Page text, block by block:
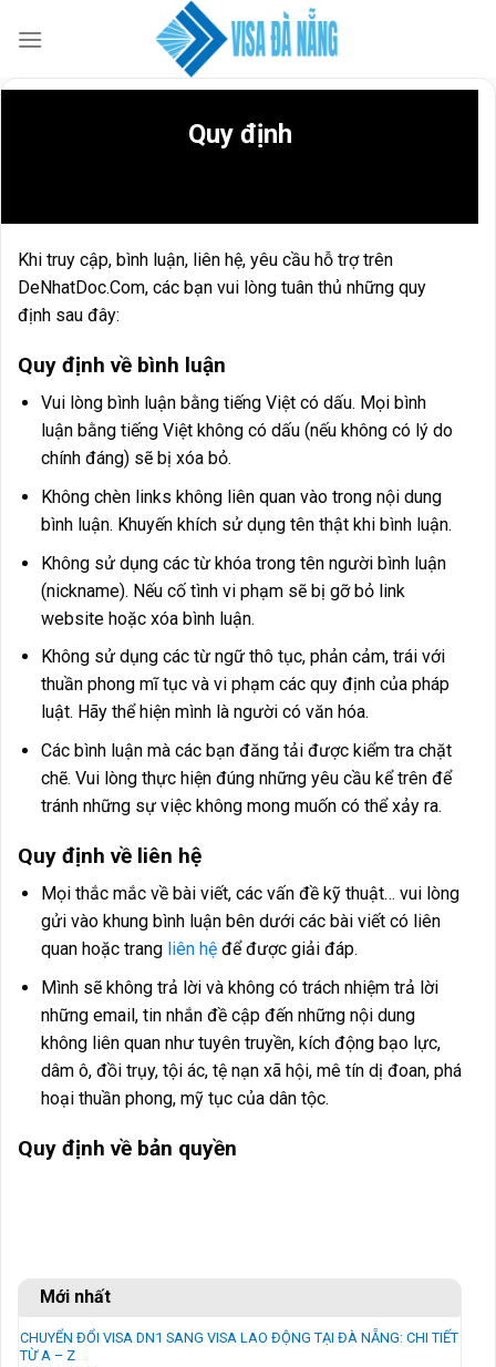
Quy định
Khi truy cập, bình luận, liên hệ, yêu cầu hỗ trợ trên
DeNhatDoc.Com, các bạn vui lòng tuân thủ những quy
định sau đây:
Quy định về bình luận
Vui lòng bình luận bằng tiếng Việt có dấu. Mọi bình
luận bằng tiếng Việt không có dấu (nếu không có lý do
chính đáng) sẽ bị xóa bỏ.
Không chèn links không liên quan vào trong nội dung
bình luận. Khuyến khích sử dụng tên thật khi bình luận.
Không sử dụng các từ khóa trong tên người bình luận
(nickname). Nếu cố tình vi phạm sẽ bị gỡ bỏ link
website hoặc xóa bình luận.
Không sử dụng các từ ngữ thô tục, phản cảm, trái với
thuần phong mĩ tục và vi phạm các quy định của pháp
luật. Hãy thể hiện mình là người có văn hóa.
Các bình luận mà các bạn đăng tải được kiểm tra chặt
chẽ. Vui lòng thực hiện đúng những yêu cầu kể trên để
tránh những sự việc không mong muốn có thể xảy ra.
Quy định về liên hệ
Mọi thắc mắc về bài viết, các vấn đề kỹ thuật… vui lòng
gửi vào khung bình luận bên dưới các bài viết có liên
quan hoặc trang liên hệđể được giải đáp.
Mình sẽ không trả lời và không có trách nhiệm trả lời
những email, tin nhắn đề cập đến những nội dung
không liên quan như tuyên truyền, kích động bạo lực,
dâm ô, đồi trụy, tội ác, tệ nạn xã hội, mê tín dị đoan, phá
hoại thuần phong, mỹ tục của dân tộc.
Quy định về bản quyền
Mới nhất
CHUYỂN ĐỔI VISA DN1 SANG VISA LAO ĐỘNG TẠI ĐÀ NẴNG: CHI TIẾT
TỪ A – Z